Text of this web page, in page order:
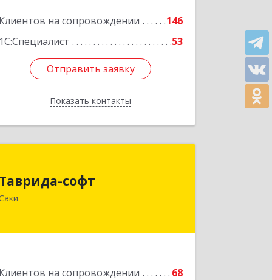
Клиентов на сопровождении
146
1С:Специалист
53
Отправить заявку
Показать контакты
Отправить заявку
Назад
Таврида-софт
Клиентов на сопровождении
68
296574, Крым Респ, м.р-н Сакский с.п.
Новофедоровское, Новофедоровка